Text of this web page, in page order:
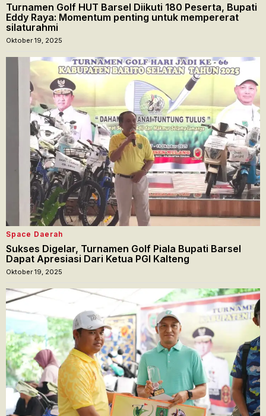
Turnamen Golf HUT Barsel Diikuti 180 Peserta, Bupati
Eddy Raya: Momentum penting untuk mempererat
silaturahmi
Oktober 19, 2025
Space Daerah
Sukses Digelar, Turnamen Golf Piala Bupati Barsel
Dapat Apresiasi Dari Ketua PGI Kalteng
Oktober 19, 2025